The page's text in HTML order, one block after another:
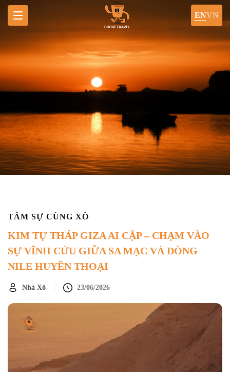
ENVN
TÂM SỰ CÙNG XÔ
KIM TỰ THÁP GIZA AI CẬP – CHẠM VÀO
SỰ VĨNH CỬU GIỮA SA MẠC VÀ DÒNG
NILE HUYỀN THOẠI
Nhà Xô 23/06/2026